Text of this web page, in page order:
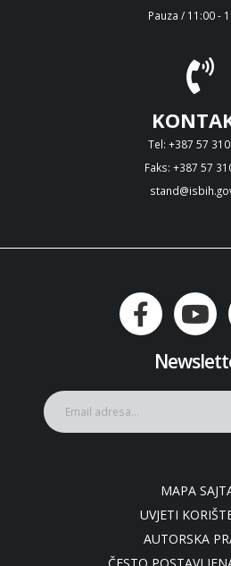
Pauza / 11:00 -
Tel: +387 57
Faks: +387 57
MAPA
UVJETI
AUTORSKA